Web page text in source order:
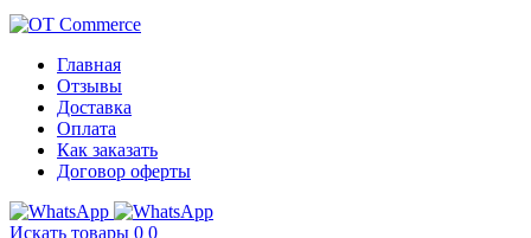
Главная
Отзывы
Доставка
Оплата
Как заказать
Договор оферты
Искать товары 0 0